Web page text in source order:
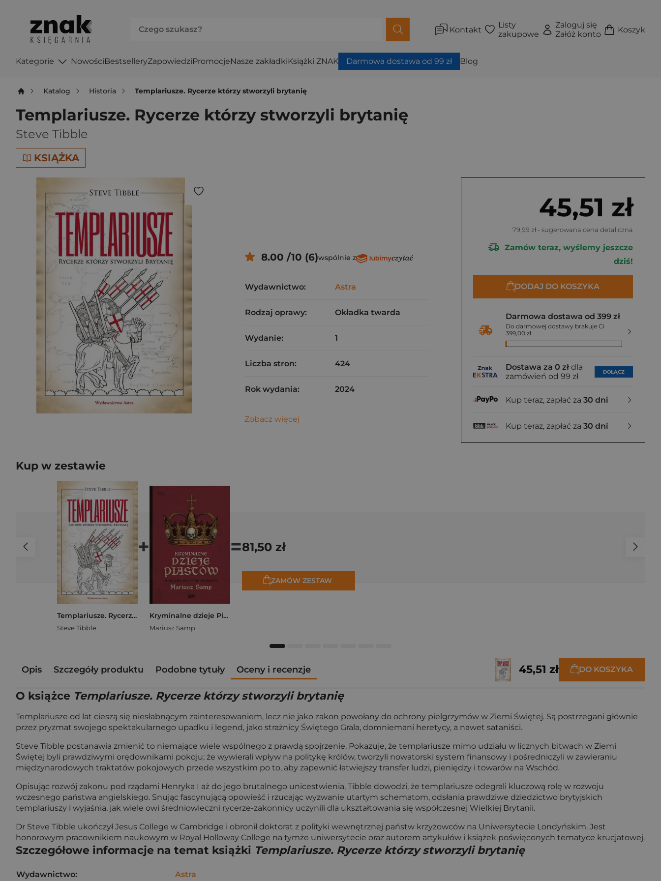
Kontakt
Listy
zakupowe
Zaloguj się
Załóż konto
Koszyk
Kategorie NowościBestselleryZapowiedziPromocjeNasze zakładkiKsiążki ZNAK Darmowa dostawa od 99 zł Blog
Katalog Historia Templariusze. Rycerze którzy stworzyli brytanię
Templariusze. Rycerze którzy stworzyli brytanię
Steve Tibble
KSIĄŻKA
45,51 zł
79,99 zł - sugerowana cena detaliczna
Zamów teraz, wyślemy jeszcze
dziś!
DODAJ DO KOSZYKA
Darmowa dostawa od 399 zł
Do darmowej dostawy brakuje Ci
399,00 zł
Dostawa za 0 zł dla
zamówień od 99 zł
DOŁĄCZ
Kup teraz, zapłać za 30 dni
Kup teraz, zapłać za 30 dni
8.00 /10 (6)wspólnie z
Wydawnictwo: Astra
Rodzaj oprawy: Okładka twarda
Wydanie: 1
Liczba stron: 424
Rok wydania: 2024
Zobacz więcej
Kup w zestawie
Templariusze. Rycerze którzy stworzyli brytanię
Steve Tibble
+
Kryminalne dzieje Piastów. Mroczna historia dynastii
Mariusz Samp
=81,50 zł
ZAMÓW ZESTAW
Opis Szczegóły produktu Podobne tytuły Oceny i recenzje 45,51 zł DO KOSZYKA
O książce Templariusze. Rycerze którzy stworzyli brytanię
Templariusze od lat cieszą się niesłabnącym zainteresowaniem, lecz nie jako zakon powołany do ochrony pielgrzymów w Ziemi Świętej. Są postrzegani głównie
przez pryzmat swojego spektakularnego upadku i legend, jako strażnicy Świętego Grala, domniemani heretycy, a nawet sataniści.
Steve Tibble postanawia zmienić to niemające wiele wspólnego z prawdą spojrzenie. Pokazuje, że templariusze mimo udziału w licznych bitwach w Ziemi
Świętej byli prawdziwymi orędownikami pokoju; że wywierali wpływ na politykę królów, tworzyli nowatorski system finansowy i pośredniczyli w zawieraniu
międzynarodowych traktatów pokojowych przede wszystkim po to, aby zapewnić łatwiejszy transfer ludzi, pieniędzy i towarów na Wschód.
Opisując rozwój zakonu pod rządami Henryka I aż do jego brutalnego unicestwienia, Tibble dowodzi, że templariusze odegrali kluczową rolę w rozwoju
wczesnego państwa angielskiego. Snując fascynującą opowieść i rzucając wyzwanie utartym schematom, odsłania prawdziwe dziedzictwo brytyjskich
templariuszy i wyjaśnia, jak wiele owi średniowieczni rycerze-zakonnicy uczynili dla ukształtowania się współczesnej Wielkiej Brytanii.
Dr Steve Tibble ukończył Jesus College w Cambridge i obronił doktorat z polityki wewnętrznej państw krzyżowców na Uniwersytecie Londyńskim. Jest
honorowym pracownikiem naukowym w Royal Holloway College na tymże uniwersytecie oraz autorem artykułów i książek poświęconych tematyce krucjatowej.
Szczegółowe informacje na temat książki Templariusze. Rycerze którzy stworzyli brytanię
Wydawnictwo: Astra